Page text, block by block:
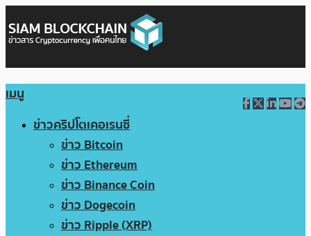
เมนู
ข่าวคริปโตเคอเรนซี่
ข่าว Bitcoin
ข่าว Ethereum
ข่าว Binance Coin
ข่าว Dogecoin
ข่าว Ripple (XRP)